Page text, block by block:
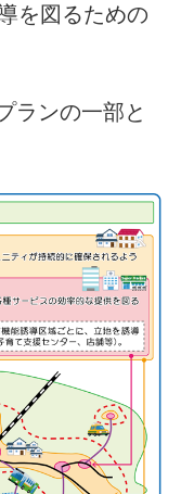
を図るための
ランの一部と